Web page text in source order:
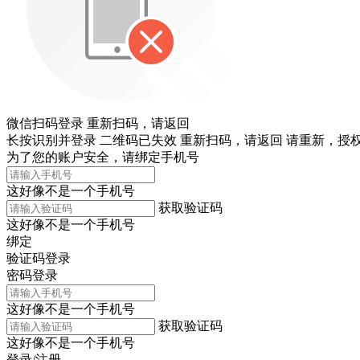
微信扫码登录 重新扫码， 请返回
长按识别并登录 二维码已失效 重新扫码， 请返回 请重新， 授
为了您的账户安全，请绑定手机号
这好像不是一个手机号
获取验证码
这好像不是一个手机号
绑定
验证码登录
密码登录
这好像不是一个手机号
获取验证码
这好像不是一个手机号